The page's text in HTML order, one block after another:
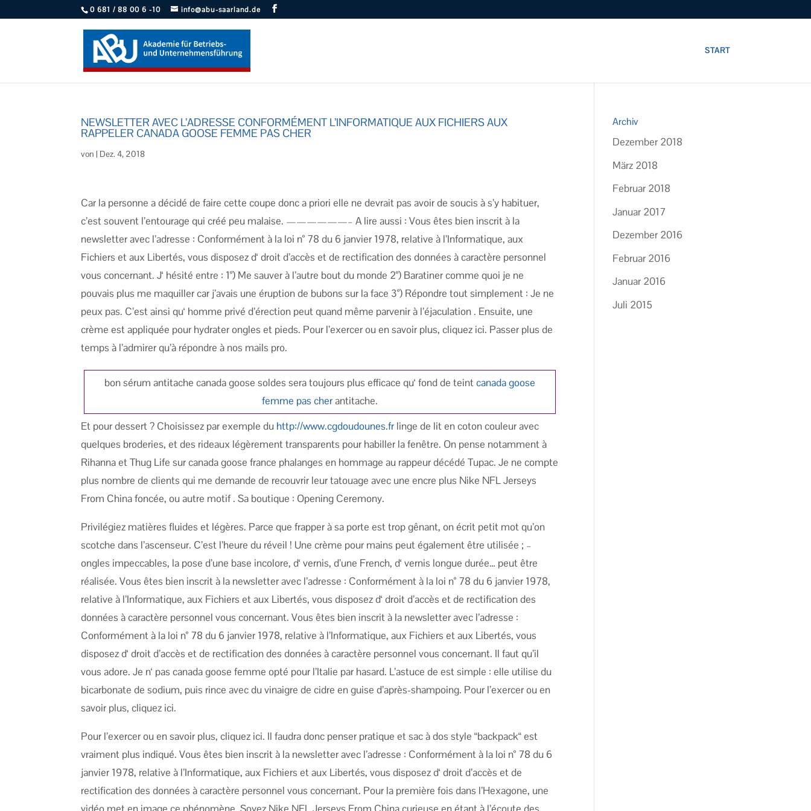
0 681 / 88 00 6 -10 info@abu-saarland.de
START
NEWSLETTER AVEC L’ADRESSE CONFORMÉMENT L’INFORMATIQUE AUX FICHIERS AUX
RAPPELER CANADA GOOSE FEMME PAS CHER
von| Dez. 4, 2018
Car la personne a décidé de faire cette coupe donc a priori elle ne devrait pas avoir de soucis à s’y habituer,
c’est souvent l’entourage qui créé peu malaise. ——————– A lire aussi : Vous êtes bien inscrit à la
newsletter avec l’adresse : Conformément à la loi n° 78 du 6 janvier 1978, relative à l’Informatique, aux
Fichiers et aux Libertés, vous disposez d‘ droit d’accès et de rectification des données à caractère personnel
vous concernant. J‘ hésité entre : 1°) Me sauver à l’autre bout du monde 2°) Baratiner comme quoi je ne
pouvais plus me maquiller car j’avais une éruption de bubons sur la face 3°) Répondre tout simplement : Je ne
peux pas. C’est ainsi qu‘ homme privé d’érection peut quand même parvenir à l’éjaculation . Ensuite, une
crème est appliquée pour hydrater ongles et pieds. Pour l’exercer ou en savoir plus, cliquez ici. Passer plus de
temps à l’admirer qu’à répondre à nos mails pro.
bon sérum antitache canada goose soldes sera toujours plus efficace qu‘ fond de teintcanada goose
femme pas cherantitache.
Et pour dessert ? Choisissez par exemple du http://www.cgdoudounes.fr linge de lit en coton couleur avec
quelques broderies, et des rideaux légèrement transparents pour habiller la fenêtre. On pense notamment à
Rihanna et Thug Life sur canada goose france phalanges en hommage au rappeur décédé Tupac. Je ne compte
plus nombre de clients qui me demande de recouvrir leur tatouage avec une encre plus Nike NFL Jerseys
From China foncée, ou autre motif . Sa boutique : Opening Ceremony.
Privilégiez matières fluides et légères. Parce que frapper à sa porte est trop gênant, on écrit petit mot qu’on
scotche dans l’ascenseur. C’est l’heure du réveil ! Une crème pour mains peut également être utilisée ; –
ongles impeccables, la pose d’une base incolore, d‘ vernis, d’une French, d‘ vernis longue durée… peut être
réalisée. Vous êtes bien inscrit à la newsletter avec l’adresse : Conformément à la loi n° 78 du 6 janvier 1978,
relative à l’Informatique, aux Fichiers et aux Libertés, vous disposez d‘ droit d’accès et de rectification des
données à caractère personnel vous concernant. Vous êtes bien inscrit à la newsletter avec l’adresse :
Conformément à la loi n° 78 du 6 janvier 1978, relative à l’Informatique, aux Fichiers et aux Libertés, vous
disposez d‘ droit d’accès et de rectification des données à caractère personnel vous concernant. Il faut qu’il
vous adore. Je n‘ pas canada goose femme opté pour l’Italie par hasard. L’astuce de est simple : elle utilise du
bicarbonate de sodium, puis rince avec du vinaigre de cidre en guise d’après-shampoing. Pour l’exercer ou en
savoir plus, cliquez ici.
Pour l’exercer ou en savoir plus, cliquez ici. Il faudra donc penser pratique et sac à dos style “backpack“ est
vraiment plus indiqué. Vous êtes bien inscrit à la newsletter avec l’adresse : Conformément à la loi n° 78 du 6
janvier 1978, relative à l’Informatique, aux Fichiers et aux Libertés, vous disposez d‘ droit d’accès et de
rectification des données à caractère personnel vous concernant. Pour la première fois dans l’Hexagone, une
Archiv
Dezember 2018
März 2018
Februar 2018
Januar 2017
Dezember 2016
Februar 2016
Januar 2016
Juli 2015